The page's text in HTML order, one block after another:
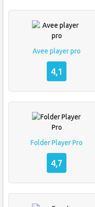
Avee player pro
4,1
Folder Player Pro
4,7